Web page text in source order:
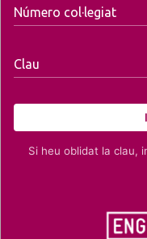
Número col·legiat
Clau
Si heu oblidat la clau,